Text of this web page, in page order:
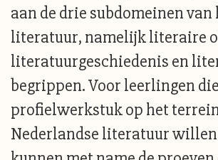
aan de drie subdomeinen
literatuur, namelijk literaire
literatuurgeschiedenis en
begrippen. Voor leerlingen
profielwerkstuk op het
Nederlandse literatuur